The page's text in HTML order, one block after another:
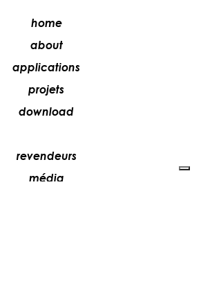
home
about
applications
projets
download
revendeurs
média